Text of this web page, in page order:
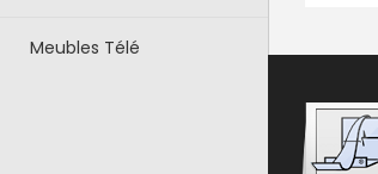
Meubles Télé